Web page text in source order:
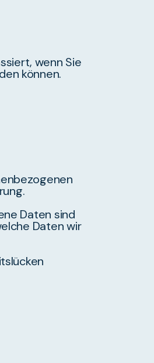
wenn Sie
können.
Daten sind
Daten wir